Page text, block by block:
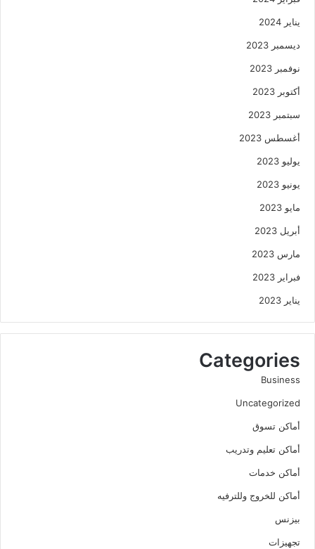
يناير 2024
ديسمبر 2023
نوفمبر 2023
أكتوبر 2023
سبتمبر 2023
أغسطس 2023
يوليو 2023
يونيو 2023
مايو 2023
أبريل 2023
مارس 2023
فبراير 2023
يناير 2023
Categories
Business
Uncategorized
أماكن تسوق
أماكن تعليم وتدريب
أماكن خدمات
أماكن للخروج وللترفيه
بيزنس
تجهيزات